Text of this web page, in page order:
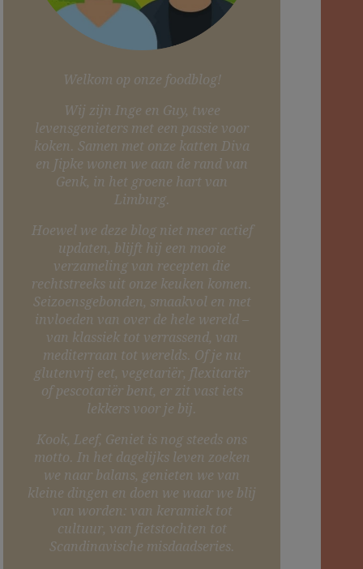
Welkom op onze foodblog!
Wij zijn Inge en Guy, twee
levensgenieters met een passie voor
koken. Samen met onze katten Diva
en Jipke wonen we aan de rand van
Genk, in het groene hart van
Limburg.
Hoewel we deze blog niet meer actief
updaten, blijft hij een mooie
verzameling van recepten die
rechtstreeks uit onze keuken komen.
Seizoensgebonden, smaakvol en met
invloeden van over de hele wereld –
van klassiek tot verrassend, van
mediterraan tot werelds. Of je nu
glutenvrij eet, vegetariër, flexitariër
of pescotariër bent, er zit vast iets
lekkers voor je bij.
Kook, Leef, Geniet is nog steeds ons
motto. In het dagelijks leven zoeken
we naar balans, genieten we van
kleine dingen en doen we waar we blij
van worden: van keramiek tot
cultuur, van fietstochten tot
Scandinavische misdaadseries.